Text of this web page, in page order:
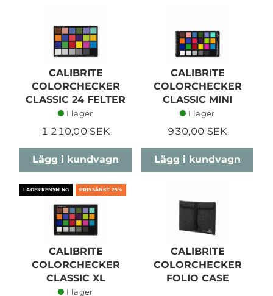
CALIBRITE
COLORCHECKER
CLASSIC 24 FELTER
I lager
1 210,00 SEK
Lägg i kundvagn
CALIBRITE
COLORCHECKER
CLASSIC MINI
I lager
930,00 SEK
Lägg i kundvagn
LAGERRENSNING PRISSÄNKT 25%
CALIBRITE
COLORCHECKER
CLASSIC XL
I lager
CALIBRITE
COLORCHECKER
FOLIO CASE